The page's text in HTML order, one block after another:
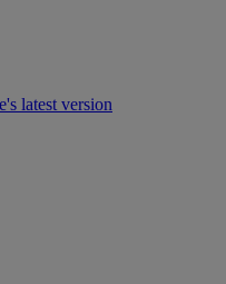
latest version